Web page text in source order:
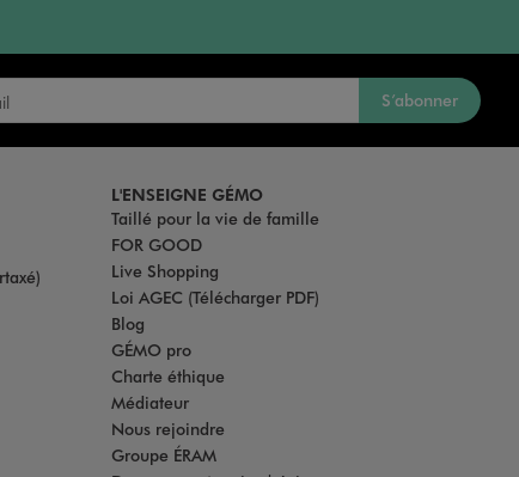
S’abonner
L'ENSEIGNE GÉMO
Taillé pour la vie de famille
FOR GOOD
Live Shopping
Loi AGEC (Télécharger PDF)
Blog
GÉMO pro
Charte éthique
Médiateur
Nous rejoindre
Groupe ÉRAM